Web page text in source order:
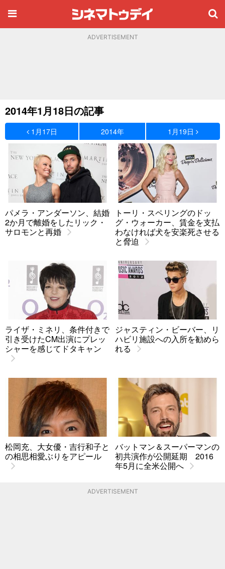
ADVERTISEMENT
2014年1月18日の記事
1月17日 2014年 1月19日
パメラ・アンダーソン、結婚
2か月で離婚をしたリック・
サロモンと再婚
トーリ・スペリングのドッ
グ・ウォーカー、賃金を支払
わなければ犬を安楽死させる
と脅迫
ライザ・ミネリ、条件付きで
引き受けたCM出演にプレッ
シャーを感じてドタキャン
ジャスティン・ビーバー、リ
ハビリ施設への入所を勧めら
れる
松岡充、大女優・吉行和子と
の相思相愛ぶりをアピール
バットマン＆スーパーマンの
初共演作が公開延期 2016
年5月に全米公開へ
ADVERTISEMENT